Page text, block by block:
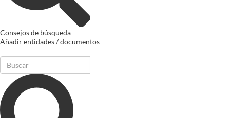
Consejos de búsqueda
Añadir entidades / documentos